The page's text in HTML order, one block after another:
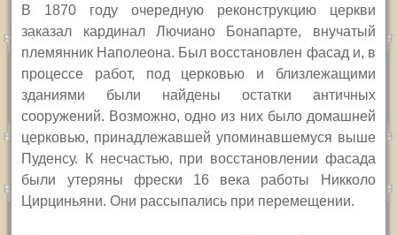
В 1870 году очередную реконструкцию церкви
заказал кардинал Лючиано Бонапарте, внучатый
племянник Наполеона. Был восстановлен фасад и, в
процессе работ, под церковью и близлежащими
зданиями были найдены остатки античных
сооружений. Возможно, одно из них было домашней
церковью, принадлежавшей упоминавшемуся выше
Пуденсу. К несчастью, при восстановлении фасада
были утеряны фрески 16 века работы Никколо
Цирциньяни. Они рассыпались при перемещении.